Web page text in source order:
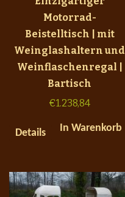
Motorrad-
Beistelltisch | mit
Weinglashaltern und
Weinflaschenregal |
Bartisch
€1.238,84
Details In Warenkorb